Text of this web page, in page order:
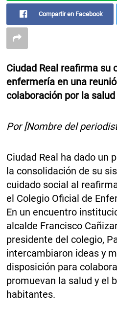
Compartir en Facebook
Ciudad Real reafirma su
enfermería en una
colaboración por la
Por [Nombre del
Ciudad Real ha dado un
la consolidación de su
cuidado social al
el Colegio Oficial de
En un encuentro
alcalde Francisco
presidente del colegio,
intercambiaron ideas y
disposición para
promuevan la salud y el
habitantes.